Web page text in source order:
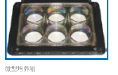
微型培养箱